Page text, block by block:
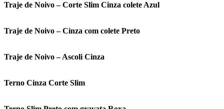
Traje de Noivo – Corte Slim Cinza colete Azul
Traje de Noivo – Cinza com colete Preto
Traje de Noivo – Ascoli Cinza
Terno Cinza Corte Slim